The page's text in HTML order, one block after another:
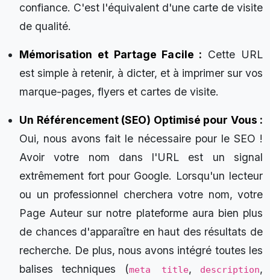
confiance. C'est l'équivalent d'une carte de visite
de qualité.
Mémorisation et Partage Facile : Cette URL
est simple à retenir, à dicter, et à imprimer sur vos
marque-pages, flyers et cartes de visite.
Un Référencement (SEO) Optimisé pour Vous :
Oui, nous avons fait le nécessaire pour le SEO !
Avoir votre nom dans l'URL est un signal
extrêmement fort pour Google. Lorsqu'un lecteur
ou un professionnel cherchera votre nom, votre
Page Auteur sur notre plateforme aura bien plus
de chances d'apparaître en haut des résultats de
recherche. De plus, nous avons intégré toutes les
balises techniques (meta title, description,